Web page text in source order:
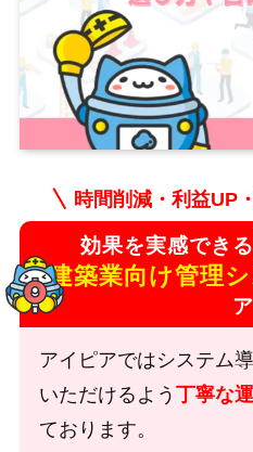
時間削減・利益UP
効果を実感でき
建築業向け管理
ア
アイピアではシステム
いただけるよう 丁寧な
ております。